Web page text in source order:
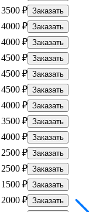
3500 ₽ Заказать
4000 ₽ Заказать
4000 ₽ Заказать
4500 ₽ Заказать
4500 ₽ Заказать
4500 ₽ Заказать
4000 ₽ Заказать
3500 ₽ Заказать
4000 ₽ Заказать
2500 ₽ Заказать
2500 ₽ Заказать
1500 ₽ Заказать
2000 ₽ Заказать